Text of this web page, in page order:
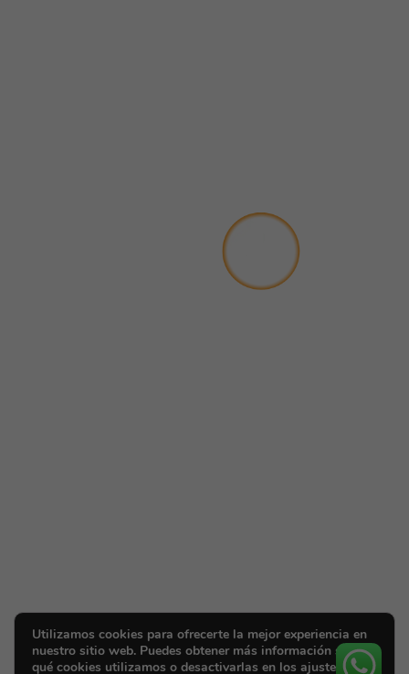
Utilizamos cookies para ofrecerte la mejor experiencia en
nuestro sitio web. Puedes obtener más información sobre
qué cookies utilizamos o desactivarlas en los ajustes.